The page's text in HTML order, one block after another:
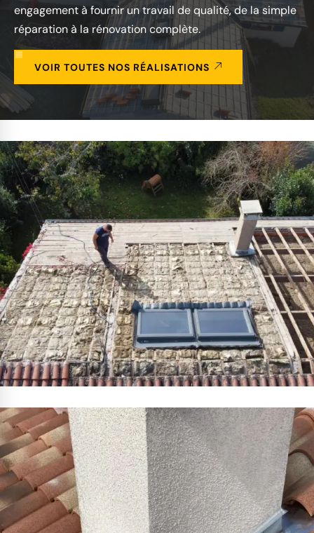
engagement à fournir un travail de qualité, de la simple
réparation à la rénovation complète.
VOIR TOUTES NOS RÉALISATIONS